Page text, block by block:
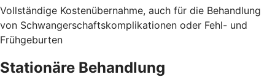
Vollständige Kostenübernahme, auch für die Behandlung
von Schwangerschaftskomplikationen oder Fehl- und
Frühgeburten
Stationäre Behandlung